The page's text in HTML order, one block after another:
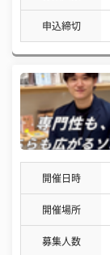
申込締切
開催日時
開催場所
募集人数